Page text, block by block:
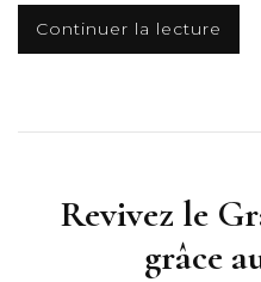
Continuer la lecture
Revivez le
grâce